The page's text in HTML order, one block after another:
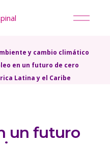
y cambio climático
en un futuro de cero
Latina y el Caribe
un futuro